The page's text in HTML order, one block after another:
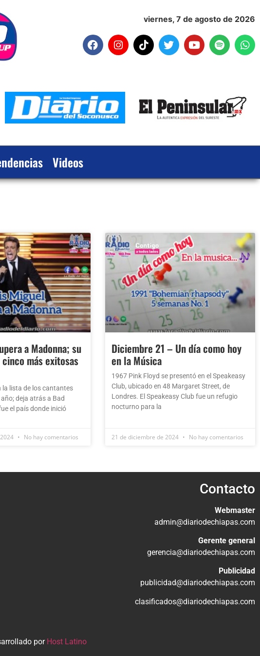
viernes, 7 de agosto de 2026
Videos
a Madonna; su
más exitosas
la lista de los cantantes
deja atrás a Bad
el país donde inició
No hay comentarios
Diciembre 21 – Un día como hoy
en la Música
1967 Pink Floyd se presentó en el Speakeasy
Club, ubicado en 48 Margaret Street, de
Londres. El Speakeasy Club fue un refugio
nocturno para la
21 de diciembre de 2024 No hay comentarios
Contacto
Webmaster
admin@diariodechiapas.com
Gerente general
gerencia@diariodechiapas.com
Publicidad
publicidad@diariodechiapas.com
clasificados@diariodechiapas.com
por Host Latino